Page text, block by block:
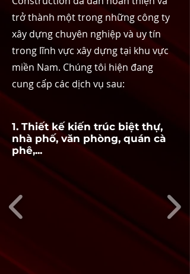
trở thành một trong những công ty
xây dựng chuyên nghiệp và uy tín
trong lĩnh vực xây dựng tại khu vực
miền Nam. Chúng tôi hiện đang
cung cấp các dịch vụ sau:
1. Thiết kế kiến trúc biệt thự,
nhà phố, văn phòng, quán cà
phê,...